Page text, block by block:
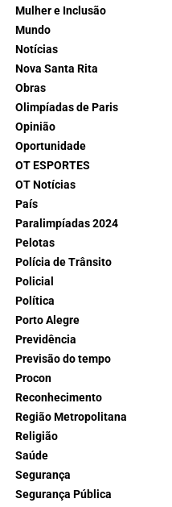
Mulher e Inclusão
Mundo
Notícias
Nova Santa Rita
Obras
Olimpíadas de Paris
Opinião
Oportunidade
OT ESPORTES
OT Notícias
País
Paralimpíadas 2024
Pelotas
Polícia de Trânsito
Policial
Política
Porto Alegre
Previdência
Previsão do tempo
Procon
Reconhecimento
Região Metropolitana
Religião
Saúde
Segurança
Segurança Pública